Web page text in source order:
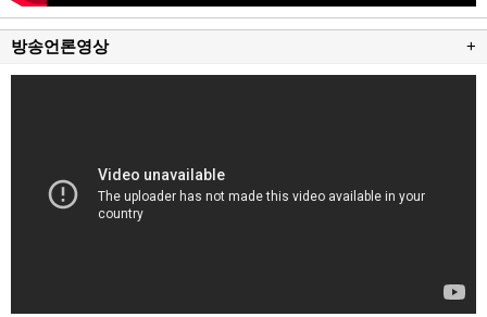
방송언론영상 +